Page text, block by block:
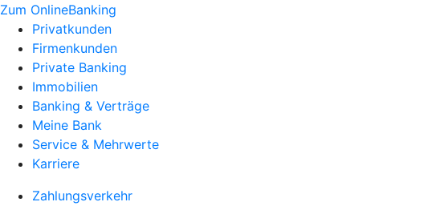
Zum OnlineBanking
Privatkunden
Firmenkunden
Private Banking
Immobilien
Banking & Verträge
Meine Bank
Service & Mehrwerte
Karriere
Zahlungsverkehr